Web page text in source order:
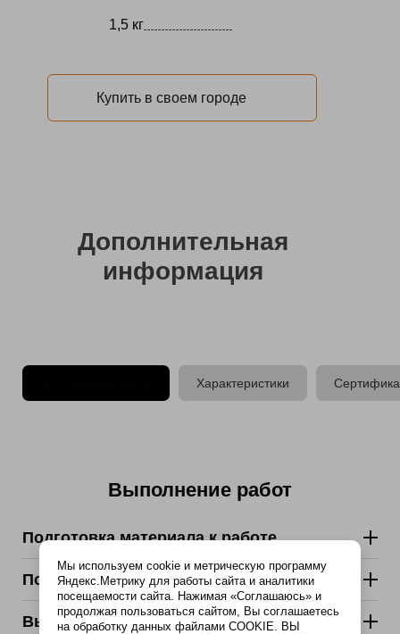
Купить в своем городе
1,5 кг
Характеристики
Выполнение работ
Подготовка материала к работе
Подготовка поверхности:
Выполнение работ и расход материала
Дополнительная
информация
Мы используем cookie и метрическую программу
Яндекс.Метрику для работы сайта и аналитики
посещаемости сайта. Нажимая «Соглашаюсь» и
продолжая пользоваться сайтом, Вы соглашаетесь
на обработку данных файлами COOKIE. ВЫ